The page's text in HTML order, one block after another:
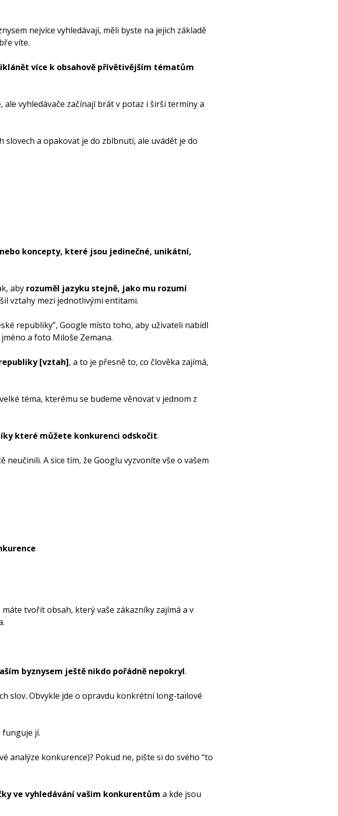
nejvíce vyhledávají, měli byste na jejich základě
víte.
více k obsahově přívětivějším tématům
vyhledávače začínají brát v potaz i širší termíny a
a opakovat je do zblbnutí, ale uvádět je do
nebo koncepty, které jsou jedinečné, unikátní,
aby rozuměl jazyku stejně, jako mu rozumí
vztahy mezi jednotlivými entitami.
republiky”, Google místo toho, aby uživateli nabídl
a foto Miloše Zemana.
[vztah], a to je přesně to, co člověka zajímá,
téma, kterému se budeme věnovat v jednom z
které můžete konkurenci odskočit.
A sice tím, že Googlu vyzvoníte vše o vašem
tvořit obsah, který vaše zákazníky zajímá a v
byznysem ještě nikdo pořádně nepokryl.
slov. Obvykle jde o opravdu konkrétní long-tailové
funguje jí.
analýze konkurence)? Pokud ne, pište si do svého “to
ve vyhledávání vašim konkurentům a kde jsou